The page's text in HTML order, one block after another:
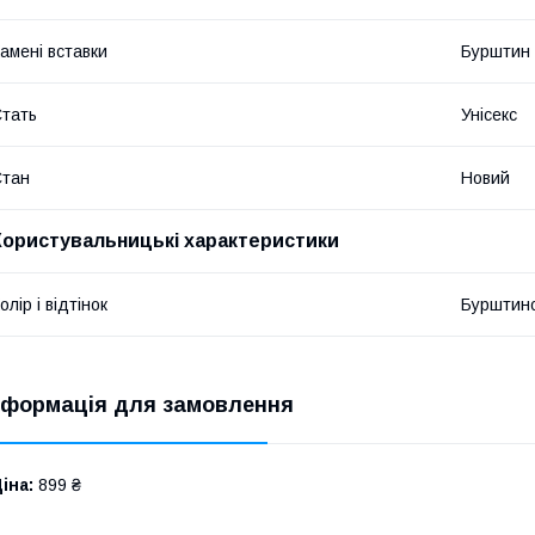
вставки Бурштин
Унісекс
Новий
характеристики
і відтінок
для замовлення
899 ₴